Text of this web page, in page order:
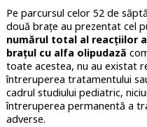
Pe parcursul celor 52 de
două brațe au prezentat cel
numărul total al reacțiilor
brațul cu alfa olipudază
toate acestea, nu au existat
întreruperea tratamentului
cadrul studiului pediatric,
întreruperea permanentă a
adverse.